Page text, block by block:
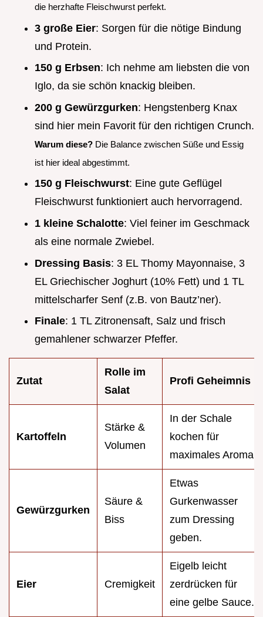
die herzhafte Fleischwurst perfekt.
3 große Eier: Sorgen für die nötige Bindung
und Protein.
150 g Erbsen: Ich nehme am liebsten die von
Iglo, da sie schön knackig bleiben.
200 g Gewürzgurken: Hengstenberg Knax
sind hier mein Favorit für den richtigen Crunch.
Warum diese? Die Balance zwischen Süße und Essig
ist hier ideal abgestimmt.
150 g Fleischwurst: Eine gute Geflügel
Fleischwurst funktioniert auch hervorragend.
1 kleine Schalotte: Viel feiner im Geschmack
als eine normale Zwiebel.
Dressing Basis: 3 EL Thomy Mayonnaise, 3
EL Griechischer Joghurt (10% Fett) und 1 TL
mittelscharfer Senf (z.B. von Bautz’ner).
Finale: 1 TL Zitronensaft, Salz und frisch
gemahlener schwarzer Pfeffer.
Zutat
Rolle im
Salat
Profi Geheimnis
Kartoffeln
Stärke &
Volumen
In der Schale
kochen für
maximales Aroma.
Gewürzgurken
Säure &
Biss
Etwas
Gurkenwasser
zum Dressing
geben.
Eier Cremigkeit
Eigelb leicht
zerdrücken für
eine gelbe Sauce.